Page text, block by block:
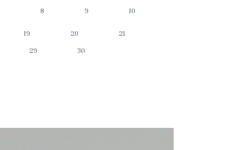
8 9 10
19 20
21
29 30